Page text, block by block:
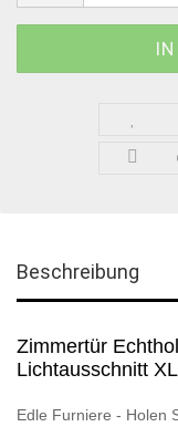
Beschreibung
Zimmertür
Lichtausschnitt XL
Edle Furniere - Holen